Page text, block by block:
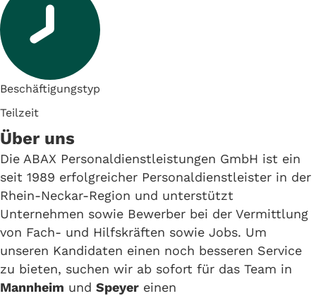
Beschäftigungstyp
Teilzeit
Über uns
Die ABAX Personaldienstleistungen GmbH ist ein
seit 1989 erfolgreicher Personaldienstleister in der
Rhein-Neckar-Region und unterstützt
Unternehmen sowie Bewerber bei der Vermittlung
von Fach- und Hilfskräften sowie Jobs. Um
unseren Kandidaten einen noch besseren Service
zu bieten, suchen wir ab sofort für das Team in
Mannheim und Speyer einen